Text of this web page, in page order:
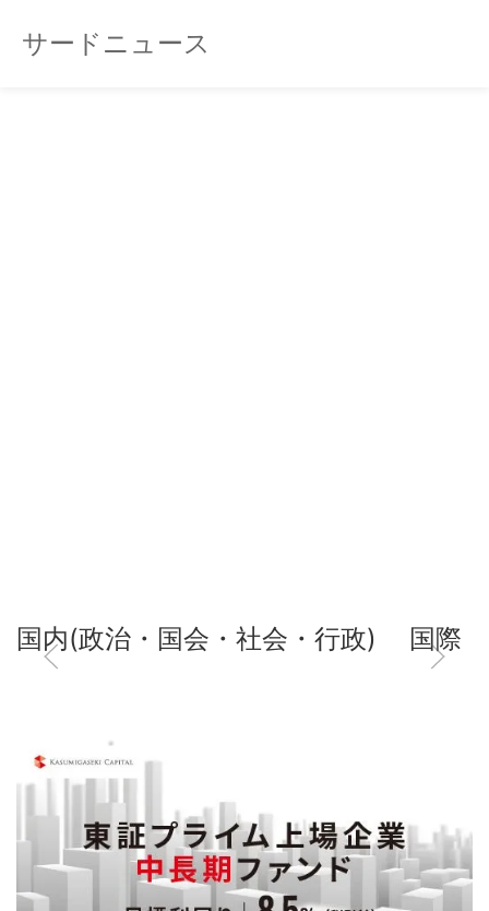
サードニュース
国内(政治・国会・社会・行政) 国際